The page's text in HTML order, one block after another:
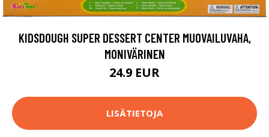
KIDSDOUGH SUPER DESSERT CENTER MUOVAILUVAHA,
MONIVÄRINEN
24.9 EUR
LISÄTIETOJA